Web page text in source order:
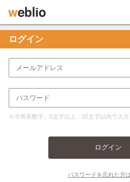
ログイン
※半角英数字、6文字以上、32文字以内で入力
ログイン
パスワードを忘れた方